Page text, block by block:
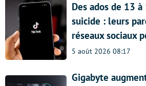
Des ados de 13
suicide : leurs
réseaux sociaux
5 août 2026 08:17
Gigabyte